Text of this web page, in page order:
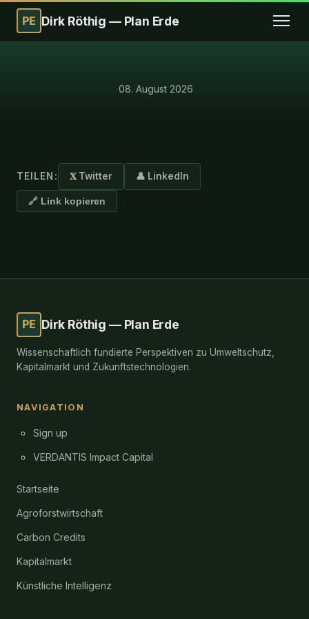
PE Dirk Röthig — Plan Erde
·08. August 2026
TEILEN: 𝐗 Twitter 👤 LinkedIn
🔗 Link kopieren
PE Dirk Röthig — Plan Erde
Wissenschaftlich fundierte Perspektiven zu Umweltschutz,
Kapitalmarkt und Zukunftstechnologien.
NAVIGATION
Sign up
VERDANTIS Impact Capital
Startseite
Agroforstwirtschaft
Carbon Credits
Kapitalmarkt
Künstliche Intelligenz